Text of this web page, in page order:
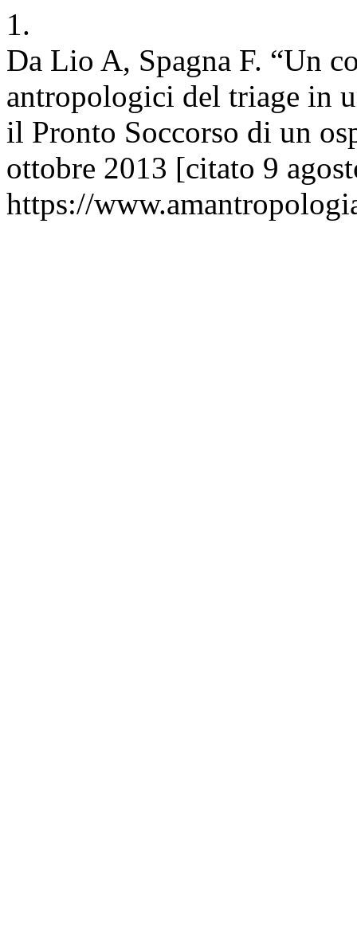
1.
Da Lio A, Spagna F. “Un
antropologici del triage in
il Pronto Soccorso di un
ottobre 2013 [citato 9
https://